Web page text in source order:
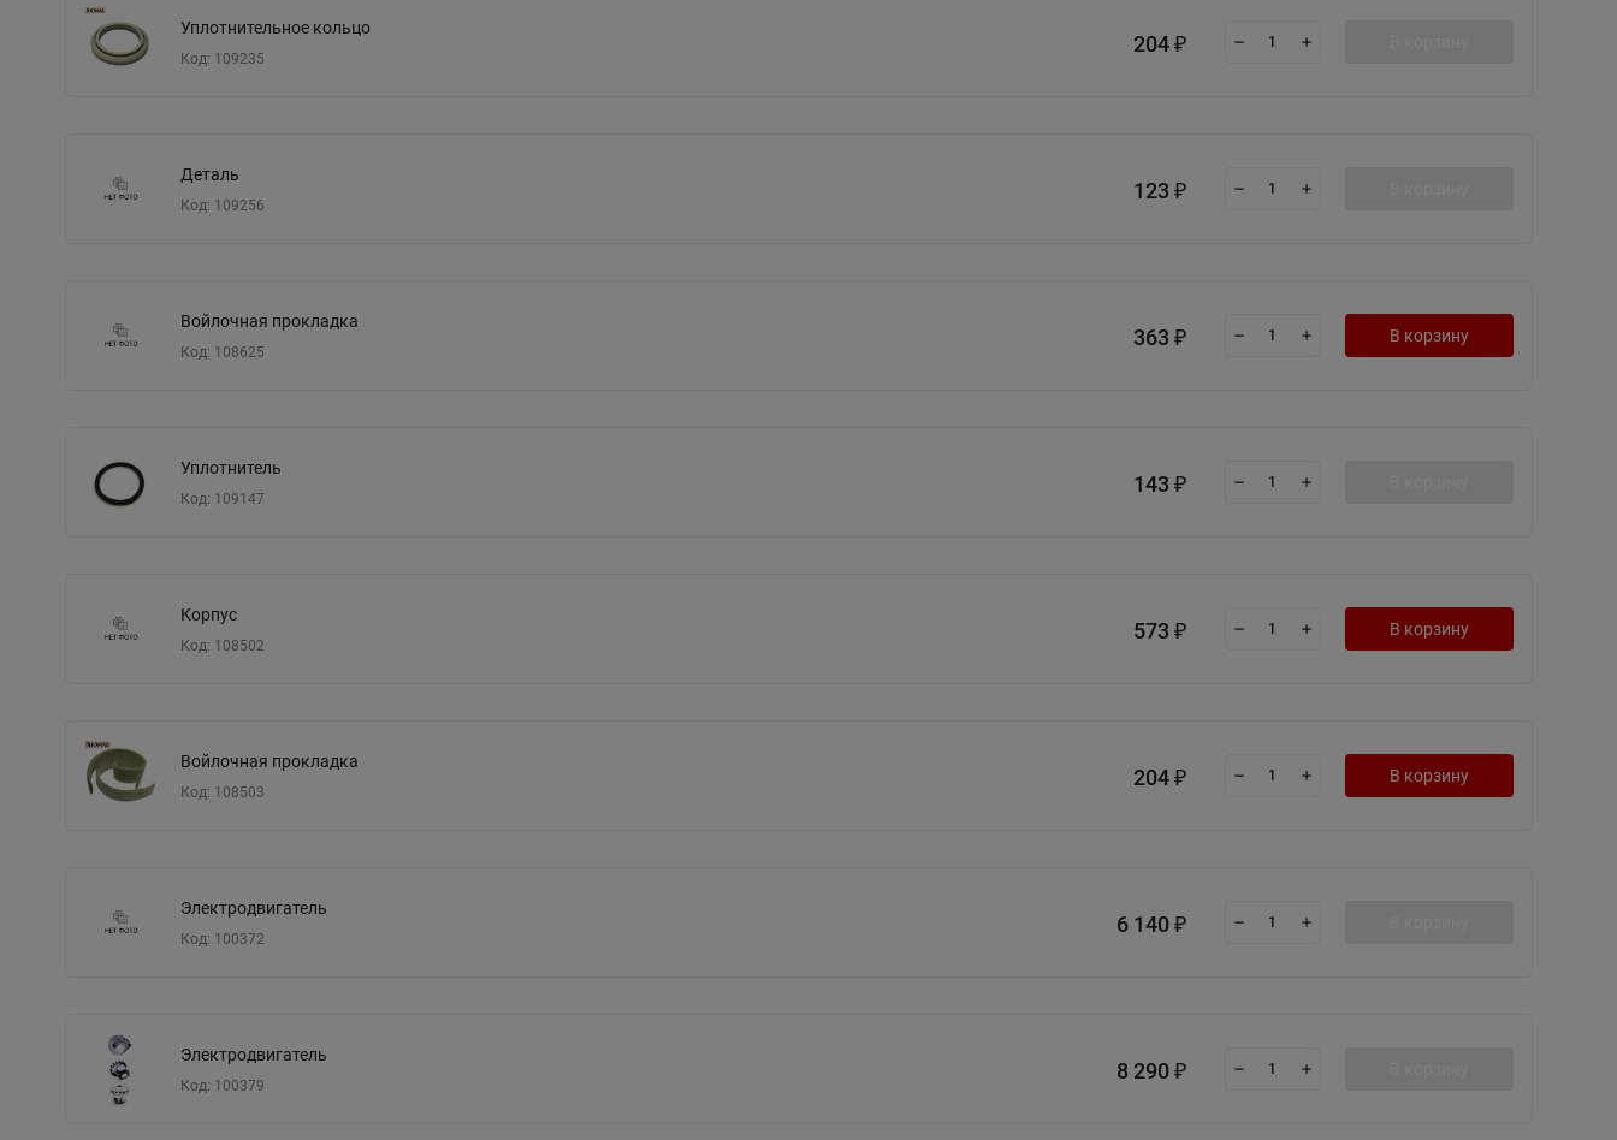
Уплотнительное кольцо
Код: 109235
204 ₽
Деталь
Код: 109256
123 ₽
Войлочная прокладка
Код: 108625
363 ₽ В корзину
Уплотнитель
Код: 109147
143 ₽
Корпус
Код: 108502
573 ₽ В корзину
Войлочная прокладка
Код: 108503
204 ₽ В корзину
Электродвигатель
Код: 100372
6 140 ₽
Электродвигатель
Код: 100379
8 290 ₽